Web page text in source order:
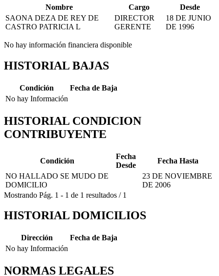
Nombre Cargo
Desde
SAONA DEZA DE REY DE
CASTRO PATRICIA L
DIRECTOR
GERENTE
18 DE JUNIO
DE 1996
No hay información financiera disponible
HISTORIAL BAJAS
Condición
Fecha de Baja
No hay Información
HISTORIAL CONDICION
CONTRIBUYENTE
Condición
Fecha
Desde
Fecha Hasta
NO HALLADO SE MUDO DE
DOMICILIO
23 DE NOVIEMBRE
DE 2006
Mostrando Pág. 1 - 1 de 1 resultados / 1
HISTORIAL DOMICILIOS
Dirección
Fecha de Baja
No hay Información
NORMAS LEGALES